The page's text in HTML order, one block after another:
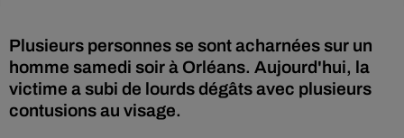
Plusieurs personnes se sont acharnées sur un
homme samedi soir à Orléans. Aujourd'hui, la
victime a subi de lourds dégâts avec plusieurs
contusions au visage.